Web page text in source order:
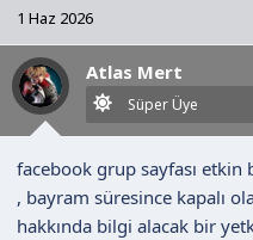
l
e
r
1 Haz 2026
Atlas Mert
Süper Üye
facebook grup sayfası
, bayram süresince kapalı
hakkında bilgi alacak bir